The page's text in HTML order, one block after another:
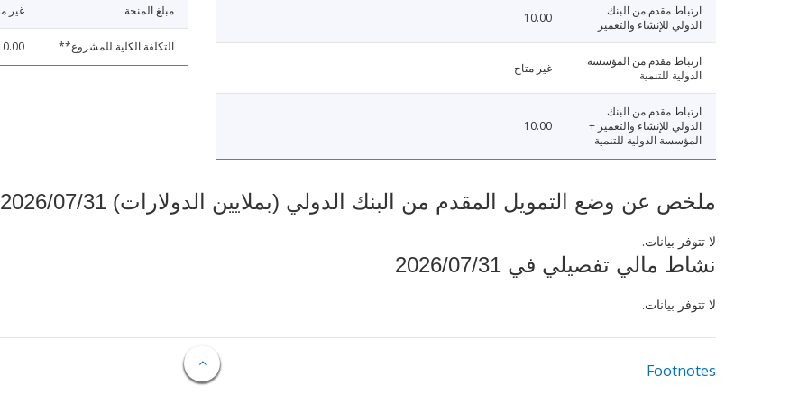
ارتباط مقدم من البنك
الدولي للإنشاء والتعمير
10.00
ارتباط مقدم من المؤسسة
الدولية للتنمية
غير متاح
ارتباط مقدم من البنك
الدولي للإنشاء والتعمير +
المؤسسة الدولية للتنمية
10.00
مبلغ المنحة غير
التكلفة الكلية للمشروع**
ملخص عن وضع التمويل المقدم من البنك الدولي (بملايين الدولارات) 2026/07/31
لا تتوفر بيانات.
نشاط مالي تفصيلي في 2026/07/31
لا تتوفر بيانات.
Footnotes